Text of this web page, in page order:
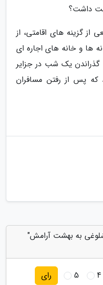
داشت؟
از گزینه های اقامتی، از
ها و خانه های اجاره ای
گذراندن یک شب در جزایر
پس از رفتن مسافران
شلوغی به بهشت آرامش"
4
5 رای